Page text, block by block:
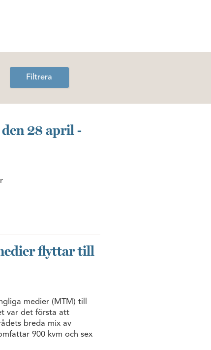
Filtrera
28 april -
flyttar till
medier (MTM) till
var det första att
breda mix av
900 kvm och sex